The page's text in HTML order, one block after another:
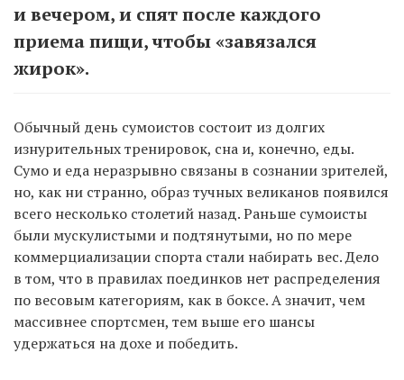
и вечером, и спят после каждого
приема пищи, чтобы «завязался
жирок».
Обычный день сумоистов состоит из долгих
изнурительных тренировок, сна и, конечно, еды.
Сумо и еда неразрывно связаны в сознании зрителей,
но, как ни странно, образ тучных великанов появился
всего несколько столетий назад. Раньше сумоисты
были мускулистыми и подтянутыми, но по мере
коммерциализации спорта стали набирать вес. Дело
в том, что в правилах поединков нет распределения
по весовым категориям, как в боксе. А значит, чем
массивнее спортсмен, тем выше его шансы
удержаться на дохе и победить.